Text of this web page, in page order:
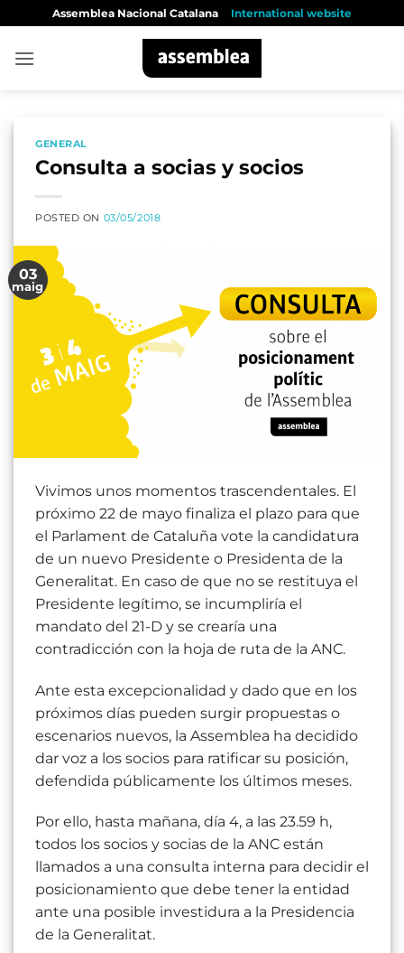
content
Assemblea Nacional Catalana International website
GENERAL
Consulta a socias y socios
POSTED ON 03/05/2018
03
maig
Vivimos unos momentos trascendentales. El
próximo 22 de mayo finaliza el plazo para que
el Parlament de Cataluña vote la candidatura
de un nuevo Presidente o Presidenta de la
Generalitat. En caso de que no se restituya el
Presidente legítimo, se incumpliría el
mandato del 21-D y se crearía una
contradicción con la hoja de ruta de la ANC.
Ante esta excepcionalidad y dado que en los
próximos días pueden surgir propuestas o
escenarios nuevos, la Assemblea ha decidido
dar voz a los socios para ratificar su posición,
defendida públicamente los últimos meses.
Por ello, hasta mañana, día 4, a las 23.59 h,
todos los socios y socias de la ANC están
llamados a una consulta interna para decidir el
posicionamiento que debe tener la entidad
ante una posible investidura a la Presidencia
de la Generalitat.